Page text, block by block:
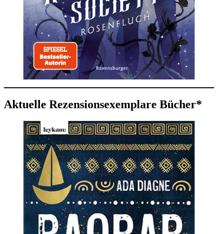
Aktuelle Rezensionsexemplare Bücher*